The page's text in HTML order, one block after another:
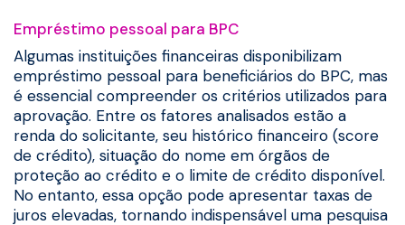
Empréstimo pessoal para BPC
Algumas instituições financeiras disponibilizam
empréstimo pessoal para beneficiários do BPC, mas
é essencial compreender os critérios utilizados para
aprovação. Entre os fatores analisados estão a
renda do solicitante, seu histórico financeiro (score
de crédito), situação do nome em órgãos de
proteção ao crédito e o limite de crédito disponível.
No entanto, essa opção pode apresentar taxas de
juros elevadas, tornando indispensável uma pesquisa